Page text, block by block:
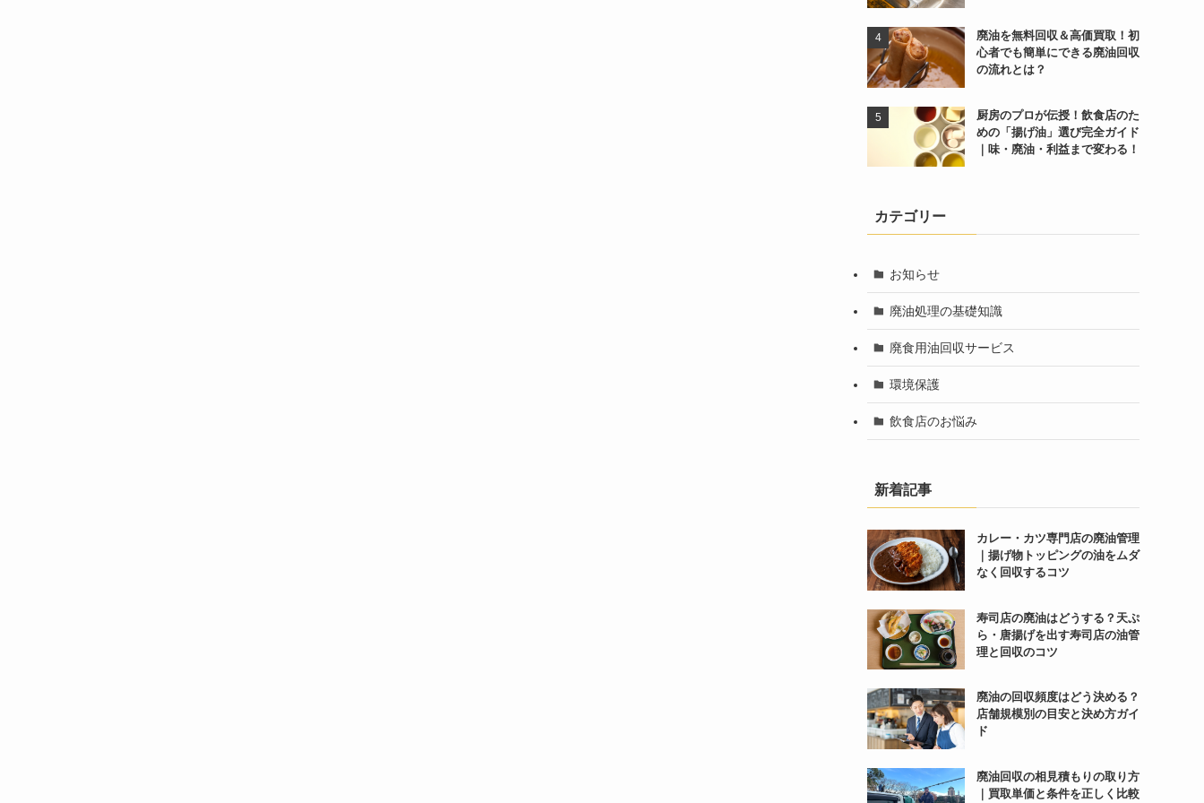
廃油を無料回収＆高価買取！初
心者でも簡単にできる廃油回収
の流れとは？
厨房のプロが伝授！飲食店のた
めの「揚げ油」選び完全ガイド
｜味・廃油・利益まで変わる！
カテゴリー
お知らせ
廃油処理の基礎知識
廃食用油回収サービス
環境保護
飲食店のお悩み
新着記事
カレー・カツ専門店の廃油管理
｜揚げ物トッピングの油をムダ
なく回収するコツ
寿司店の廃油はどうする？天ぷ
ら・唐揚げを出す寿司店の油管
理と回収のコツ
廃油の回収頻度はどう決める？
店舗規模別の目安と決め方ガイ
ド
廃油回収の相見積もりの取り方
｜買取単価と条件を正しく比較